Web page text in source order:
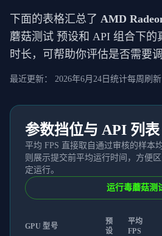
下面的表格汇总了 AMD
蘑菇测试 预设和 API 组合下的
时长，可帮助你评估是否需要
最近更新： 2026年6月24日 统计每周刷新
参数挡位与 API 列表
平均 FPS 直接取自通过审核的样本
则展示提交前平均运行时间，方便
定运行。
运行毒蘑菇测
GPU 型号
预
设
平均
FPS